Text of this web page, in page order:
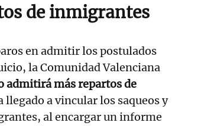
de inmigrantes
en admitir los postulados
la Comunidad Valenciana
admitirá más repartos de
llegado a vincular los saqueos y
al encargar un informe